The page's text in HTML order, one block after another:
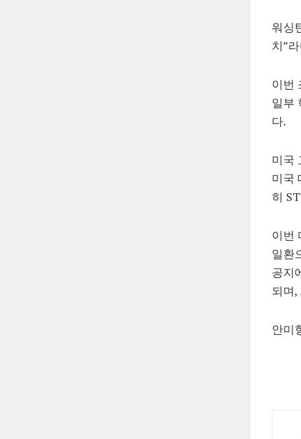
워싱
치”
이번
일부
다.
미국
미국
히
이번
일환
공지
되며
안미